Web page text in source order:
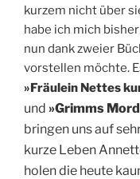
kurzem nicht über
habe ich mich
nun dank zweier
vorstellen möchte.
»Fräulein Nettes
und »Grimms
bringen uns auf
kurze Leben
holen die heute